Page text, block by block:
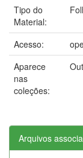
Tipo do
Material:
Acesso:
Aparece
nas
coleções:
Arquivos